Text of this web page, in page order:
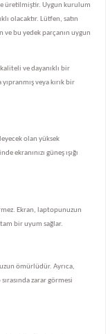
üretilmiştir. Uygun kurulum
olacaktır. Lütfen, satın
bu yedek parçanın uygun
ve dayanıklı bir
veya kırık bir
olan yüksek
ekranınızı güneş ışığı
Ekran, laptopunuzun
bir uyum sağlar.
ömürlüdür. Ayrıca,
zarar görmesi